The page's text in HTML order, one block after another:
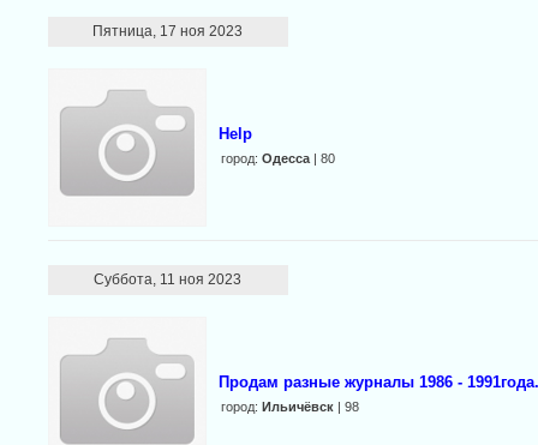
Пятница, 17 ноя 2023
Help
город: Одесса | 80
Суббота, 11 ноя 2023
Продам разные журналы 1986 - 1991года.
город: Ильичёвск | 98